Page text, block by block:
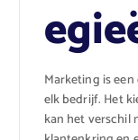
Marketing is
elk bedrijf. Het
kan het verschil